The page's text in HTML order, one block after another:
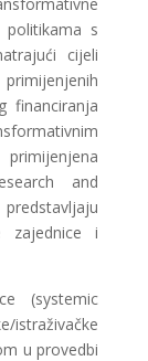
s
cijeli
financiranja
and
zajednice i
(systemic
u provedbi